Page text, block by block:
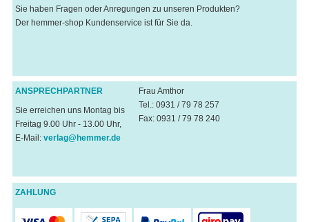
Sie haben Fragen oder Anregungen zu unseren Produkten?
Der hemmer-shop Kundenservice ist für Sie da.
ANSPRECHPARTNER
Sie erreichen uns Montag bis
Freitag 9.00 Uhr - 13.00 Uhr,
E-Mail: verlag@hemmer.de
Frau Amthor
Tel.: 0931 / 79 78 257
Fax: 0931 / 79 78 240
ZAHLUNG